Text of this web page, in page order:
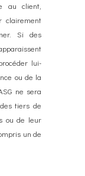
au client,
clairement
Si des
lui-
ou de la
ne sera
tiers de
ou de leur
un de